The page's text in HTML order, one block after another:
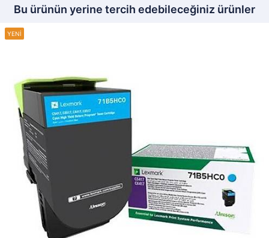
Bu ürünün yerine tercih edebileceğiniz ürünler